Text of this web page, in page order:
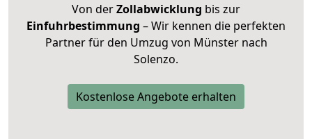
Von derZollabwicklung bis zur
Einfuhrbestimmung – Wir kennen die perfekten
Partner für den Umzug von Münster nach
Solenzo.
Kostenlose Angebote erhalten